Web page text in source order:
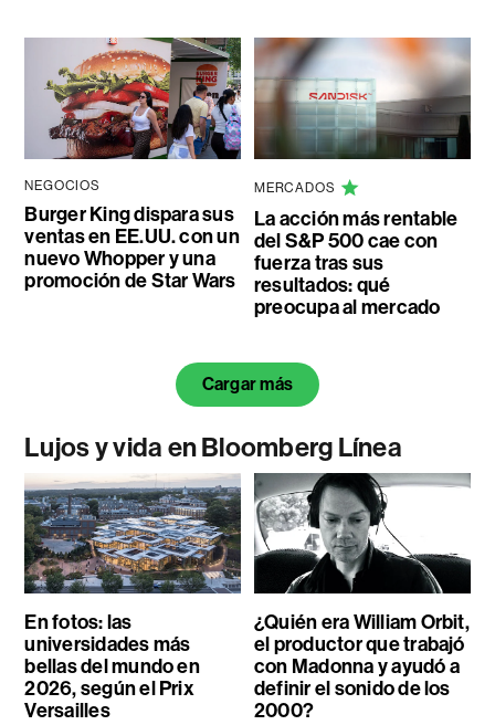
NEGOCIOS
Burger King dispara sus
ventas en EE.UU. con un
nuevo Whopper y una
promoción de Star Wars
MERCADOS
La acción más rentable
del S&P 500 cae con
fuerza tras sus
resultados: qué
preocupa al mercado
Cargar más
Lujos y vida en Bloomberg Línea
En fotos: las
universidades más
bellas del mundo en
2026, según el Prix
Versailles
¿Quién era William Orbit,
el productor que trabajó
con Madonna y ayudó a
definir el sonido de los
2000?